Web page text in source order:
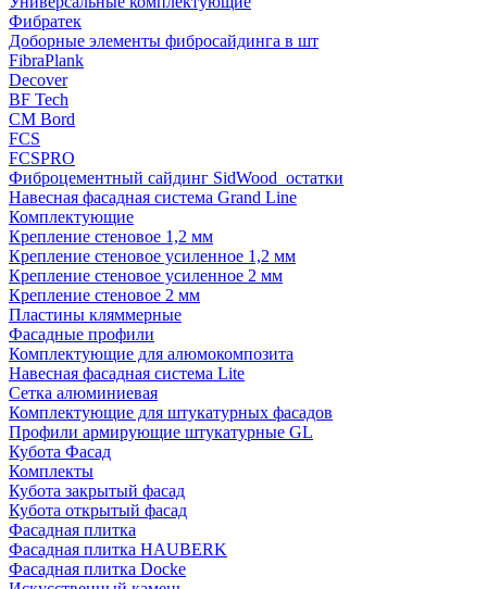
Фибратек
Доборные элементы фибросайдинга в шт
FibraPlank
Decover
BF Tech
CM Bord
FCS
FCSPRO
Фиброцементный сайдинг SidWood_остатки
Навесная фасадная система Grand Line
Комплектующие
Крепление стеновое 1,2 мм
Крепление стеновое усиленное 1,2 мм
Крепление стеновое усиленное 2 мм
Крепление стеновое 2 мм
Пластины кляммерные
Фасадные профили
Комплектующие для алюмокомпозита
Навесная фасадная система Lite
Сетка алюминиевая
Комплектующие для штукатурных фасадов
Профили армирующие штукатурные GL
Кубота Фасад
Комплекты
Кубота закрытый фасад
Кубота открытый фасад
Фасадная плитка
Фасадная плитка HAUBERK
Фасадная плитка Docke